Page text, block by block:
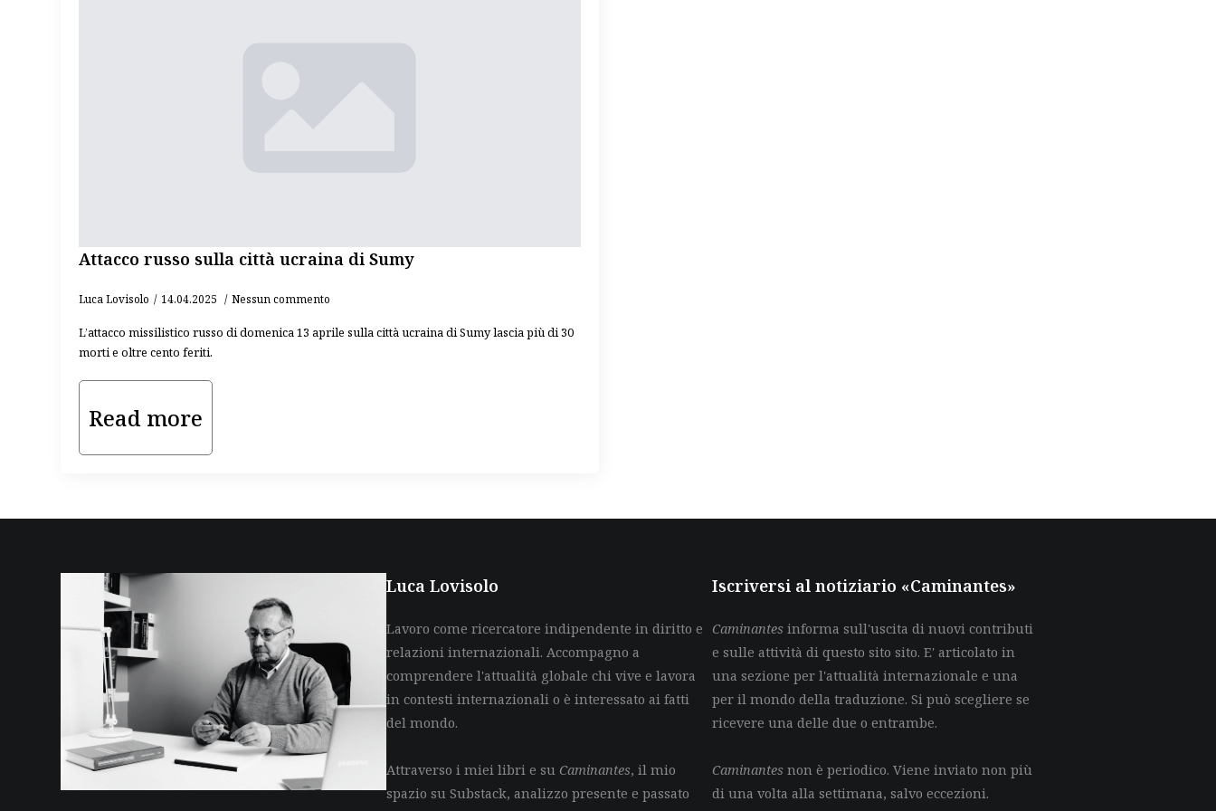
Attacco russo sulla città ucraina di Sumy
Luca Lovisolo 14.04.2025 Nessun commento
L’attacco missilistico russo di domenica 13 aprile sulla città ucraina di Sumy lascia più di 30
morti e oltre cento feriti.
Read more
Luca Lovisolo
Lavoro come ricercatore indipendente in diritto e
relazioni internazionali. Accompagno a
comprendere l'attualità globale chi vive e lavora
in contesti internazionali o è interessato ai fatti
del mondo.
Attraverso i miei libri e suCaminantes, il mio
spazio su Substack, analizzo presente e passato
Iscriversi al notiziario «Caminantes»
Caminantes informa sull'uscita di nuovi contributi
e sulle attività di questo sito sito. E' articolato in
una sezione per l'attualità internazionale e una
per il mondo della traduzione. Si può scegliere se
ricevere una delle due o entrambe.
Caminantes non è periodico. Viene inviato non più
di una volta alla settimana, salvo eccezioni.